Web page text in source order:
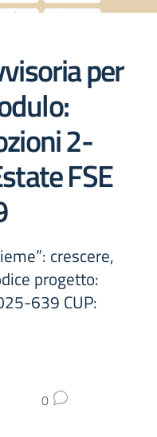
per
2-
FSE
crescere,
progetto:
639 CUP:
0